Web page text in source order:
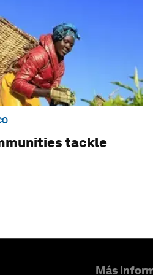
tackle
Más